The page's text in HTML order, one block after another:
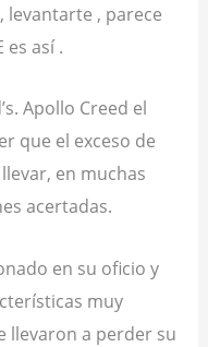
levantarte , parece
es así .
Apollo Creed el
que el exceso de
en muchas
acertadas.
en su oficio y
muy
llevaron a perder su